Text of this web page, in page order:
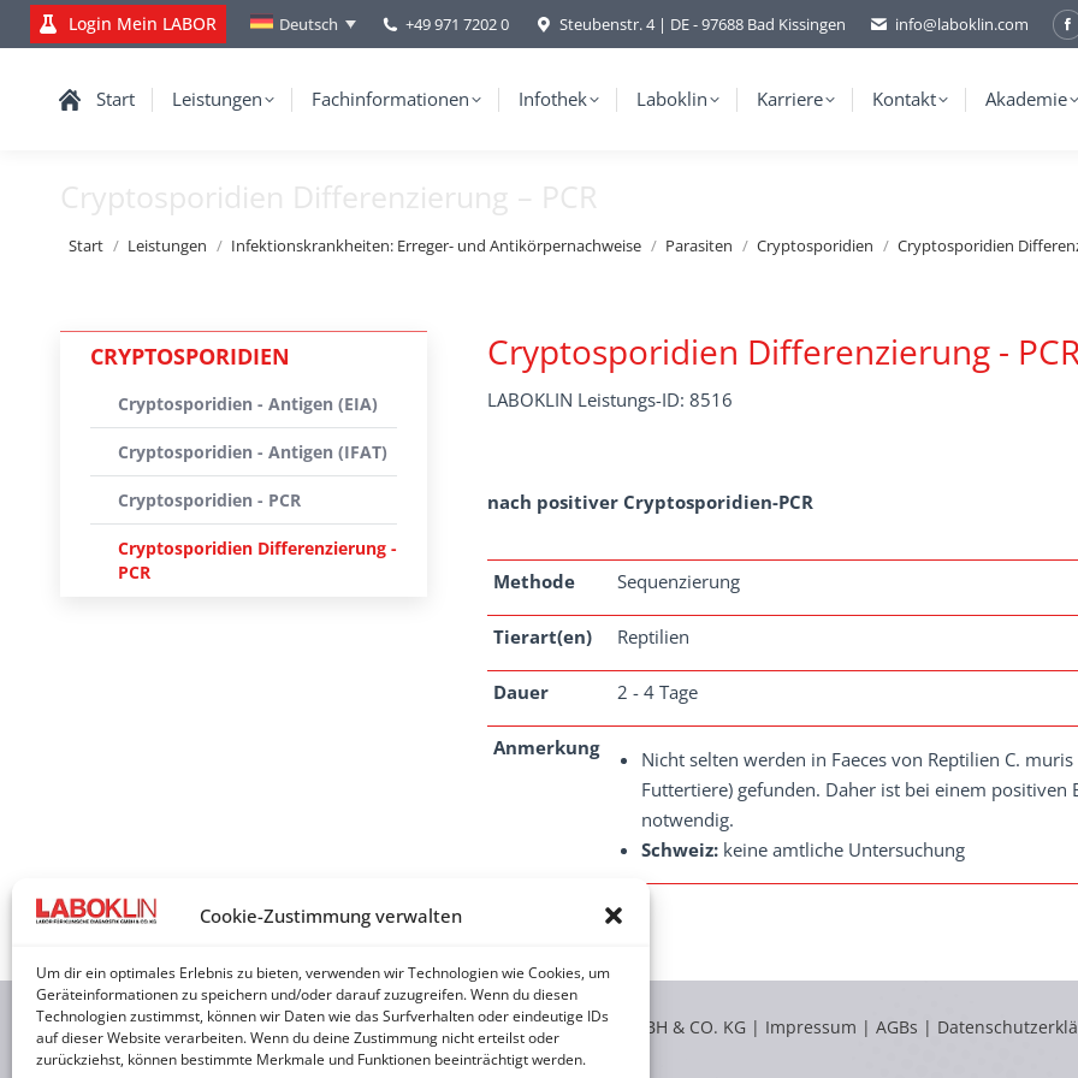
Cookie-Zustimmung verwalten
Um dir ein optimales Erlebnis zu bieten, verwenden wir Technologien wie Cookies, um
Geräteinformationen zu speichern und/oder darauf zuzugreifen. Wenn du diesen
Technologien zustimmst, können wir Daten wie das Surfverhalten oder eindeutige IDs
auf dieser Website verarbeiten. Wenn du deine Zustimmung nicht erteilst oder
zurückziehst, können bestimmte Merkmale und Funktionen beeinträchtigt werden.
Login Mein LABOR Deutsch +49 971 7202 0 Steubenstr. 4 | DE - 97688 Bad Kissingen info@laboklin.com
Start Leistungen Fachinformationen Infothek Laboklin Karriere Kontakt Akademie
Cryptosporidien Differenzierung – PCR
Sie befinden sich hier:
Start Leistungen Infektionskrankheiten: Erreger- und Antikörpernachweise Parasiten Cryptosporidien Cryptosporidien
Cryptosporidien Differenzierung -
LABOKLIN Leistungs-ID: 8516
nach positiver Cryptosporidien-PCR
Methode Sequenzierung
Tierart(en) Reptilien
Dauer 2 - 4 Tage
Anmerkung
Nicht selten werden in Faeces von Reptilien C.
Futtertiere) gefunden. Daher ist bei einem
notwendig.
Schweiz: keine amtliche Untersuchung
CRYPTOSPORIDIEN
Cryptosporidien - Antigen (EIA)
Cryptosporidien - Antigen (IFAT)
Cryptosporidien - PCR
Cryptosporidien Differenzierung -
PCR
2026 © LABOKLIN GMBH & CO. KG | Impressum | AGBs |